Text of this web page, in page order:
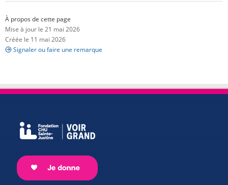
À propos de cette page
Mise à jour le 21 mai 2026
Créée le 11 mai 2026
Signaler ou faire une remarque